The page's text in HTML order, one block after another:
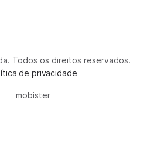
Todos os direitos reservados.
de privacidade
mobister